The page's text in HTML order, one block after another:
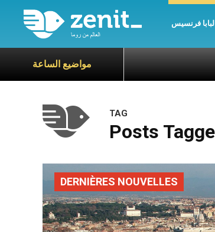
البابا فرنسيس
مواضيع الساعة
TAG
DERNIÈRES NOUVELLES